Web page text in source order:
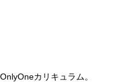
カリキュラム。